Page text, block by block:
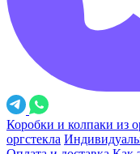
Коробки и колпаки из
оргстекла